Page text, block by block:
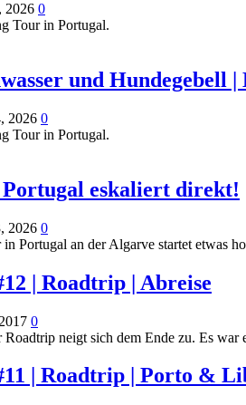
2026 0
Tour in Portugal.
und Hundegebell
2026 0
Tour in Portugal.
eskaliert direkt!
2026 0
Portugal an der Algarve startet etwas
| Roadtrip | Abreise
0
neigt sich dem Ende zu. Es
| Roadtrip | Porto &